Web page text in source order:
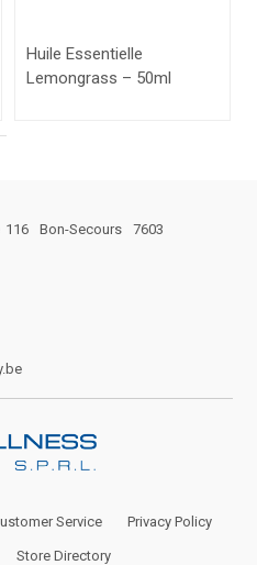
Huile Essentielle
Lemongrass – 50ml
116 Bon-Secours
7603
Service Privacy Policy
Store Directory